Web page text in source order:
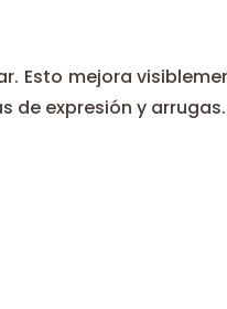
Esto mejora
de expresión y arrugas.